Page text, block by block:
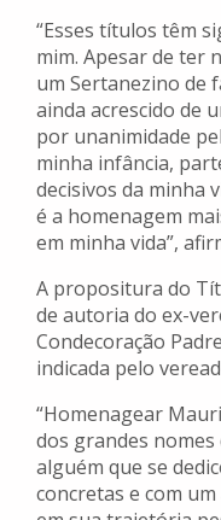
“Esses títulos têm
mim. Apesar de ter
um Sertanezino de
ainda acrescido de
por unanimidade
minha infância,
decisivos da minha
é a homenagem
em minha vida”,
A propositura do
de autoria do ex-
Condecoração
indicada pelo
“Homenagear
dos grandes
alguém que se
concretas e com